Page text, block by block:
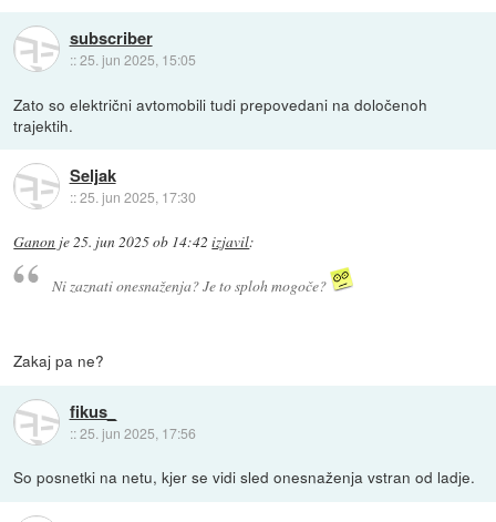
subscriber
::25. jun 2025, 15:05
Zato so električni avtomobili tudi prepovedani na določenoh
trajektih.
Seljak
::25. jun 2025, 17:30
Ganon je25. jun 2025 ob 14:42 izjavil:
Ni zaznati onesnaženja? Je to sploh mogoče?
Zakaj pa ne?
fikus_
::25. jun 2025, 17:56
So posnetki na netu, kjer se vidi sled onesnaženja vstran od ladje.